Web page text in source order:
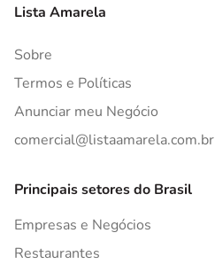
Lista Amarela
Sobre
Termos e Políticas
Anunciar meu Negócio
comercial@listaamarela.com.br
Principais setores do Brasil
Empresas e Negócios
Restaurantes